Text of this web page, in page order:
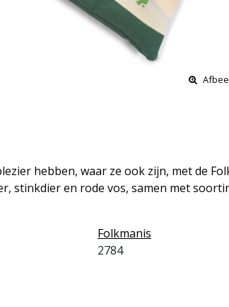
hebben, waar ze ook zijn, met de
stinkdier en rode vos, samen met
Folkmanis
2784